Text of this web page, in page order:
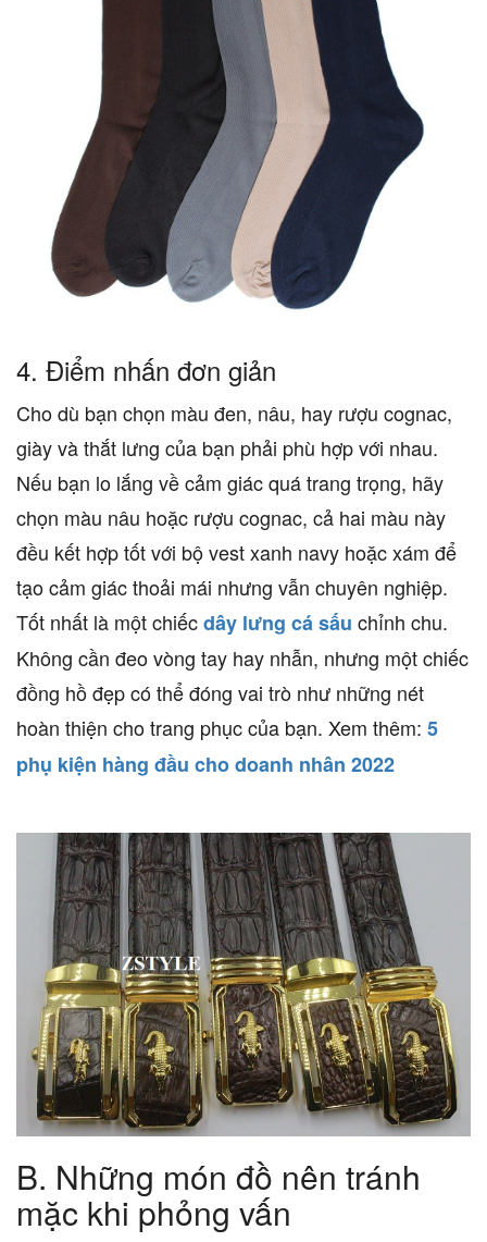
4. Điểm nhấn đơn giản
Cho dù bạn chọn màu đen, nâu, hay rượu cognac,
giày và thắt lưng của bạn phải phù hợp với nhau.
Nếu bạn lo lắng về cảm giác quá trang trọng, hãy
chọn màu nâu hoặc rượu cognac, cả hai màu này
đều kết hợp tốt với bộ vest xanh navy hoặc xám để
tạo cảm giác thoải mái nhưng vẫn chuyên nghiệp.
Tốt nhất là một chiếcdây lưng cá sấu chỉnh chu.
Không cần đeo vòng tay hay nhẫn, nhưng một chiếc
đồng hồ đẹp có thể đóng vai trò như những nét
hoàn thiện cho trang phục của bạn. Xem thêm: 5
phụ kiện hàng đầu cho doanh nhân 2022
B. Những món đồ nên tránh
mặc khi phỏng vấn